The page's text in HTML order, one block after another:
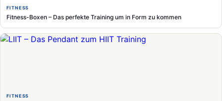
FITNESS
Fitness-Boxen – Das perfekte Training um in Form zu kommen
FITNESS